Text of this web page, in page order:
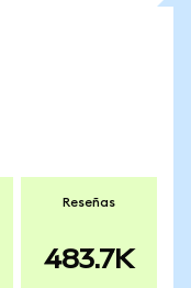
Reseñas
483.7K